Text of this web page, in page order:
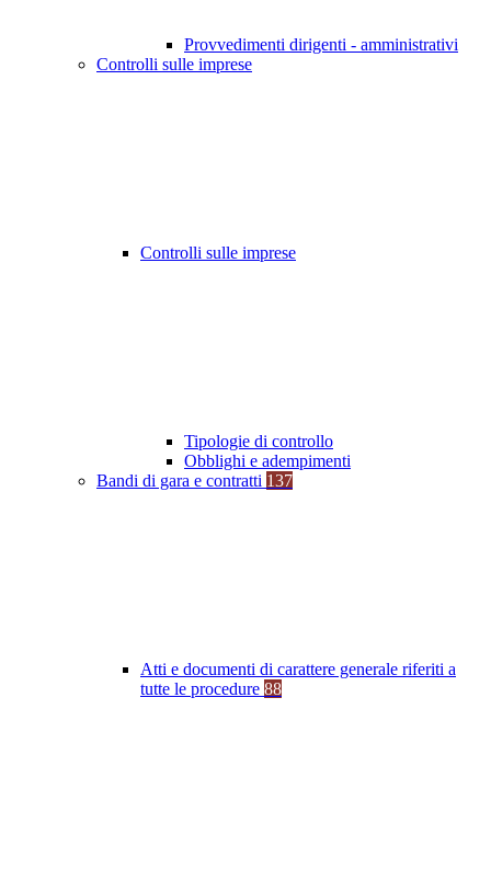
Provvedimenti dirigenti - amministrativi
Controlli sulle imprese
Controlli sulle imprese
Tipologie di controllo
Obblighi e adempimenti
Bandi di gara e contratti 137
Atti e documenti di carattere generale riferiti a
tutte le procedure 88